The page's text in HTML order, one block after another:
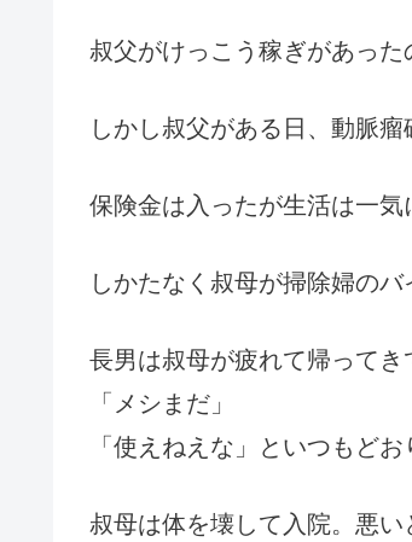
叔父がけっこう稼ぎがあった
しかし叔父がある日、動脈瘤
保険金は入ったが生活は一気
しかたなく叔母が掃除婦のバ
長男は叔母が疲れて帰ってき
「メシまだ」
「使えねえな」といつもどお
叔母は体を壊して入院。悪い